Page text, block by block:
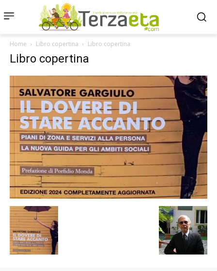
Home Libro copertina Libro copertina
Libro copertina